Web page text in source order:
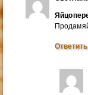
Яйцо
Продам
Ответить